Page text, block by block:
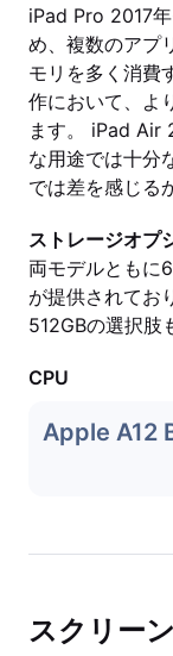
iPad Pro 2017
め、複数のアプ
モリを多く消費
作において、よ
ます。 iPad Air
な用途では十分
では差を感じる
ストレージオプ
両モデルともに
が提供されてお
512GBの選択肢
CPU
Apple A12
スクリー